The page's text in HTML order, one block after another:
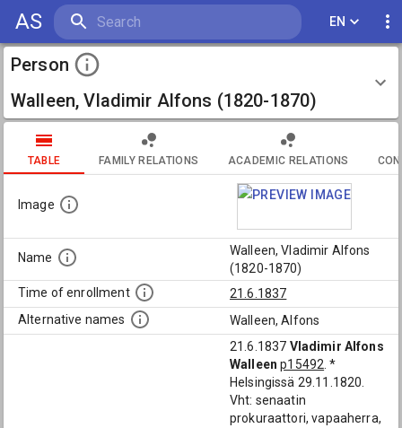
AS EN
Person
Walleen, Vladimir Alfons (1820-1870)
TABLE FAMILY RELATIONS ACADEMIC RELATIONS
Image
Name
Walleen, Vladimir Alfons
(1820-1870)
Time of enrollment
21.6.1837
Alternative names
Walleen, Alfons
21.6.1837 Vladimir Alfons
Walleen p15492 . *
Helsingissä 29.11.1820.
Vht: senaatin
prokuraattori, vapaaherra,